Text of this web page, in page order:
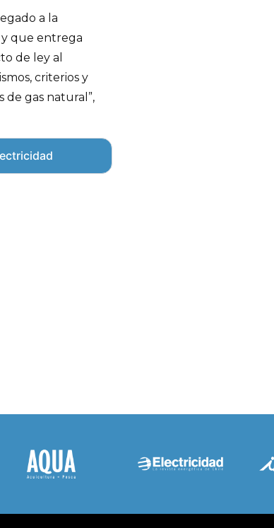
a la
y que entrega
de ley al
criterios y
de gas natural”,